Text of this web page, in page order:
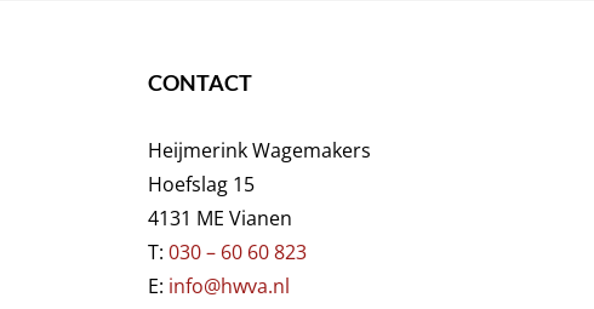
CONTACT
Heijmerink Wagemakers
Hoefslag 15
4131 ME Vianen
T: 030 – 60 60 823
E: info@hwva.nl